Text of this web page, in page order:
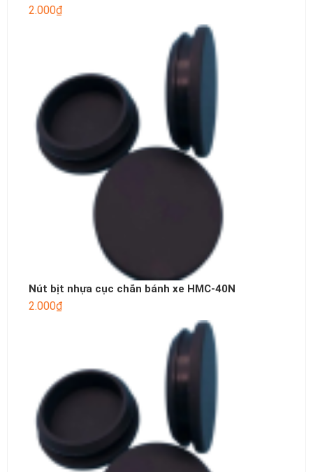
2.000₫
Nút bịt nhựa cục chắn bánh xe HMC-40N
2.000₫